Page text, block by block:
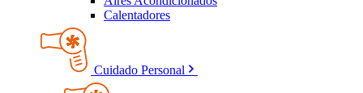
Calentadores
Cuidado Personal